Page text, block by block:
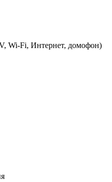
Wi-Fi, Интернет, домофон)